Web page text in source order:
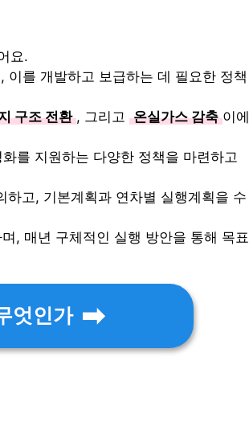
요.
를 개발하고 보급하는 데 필요한 정책
구조 전환 , 그리고 온실가스 감축 이에
를 지원하는 다양한 정책을 마련하고
하고, 기본계획과 연차별 실행계획을 수
, 매년 구체적인 실행 방안을 통해 목표
엇인가